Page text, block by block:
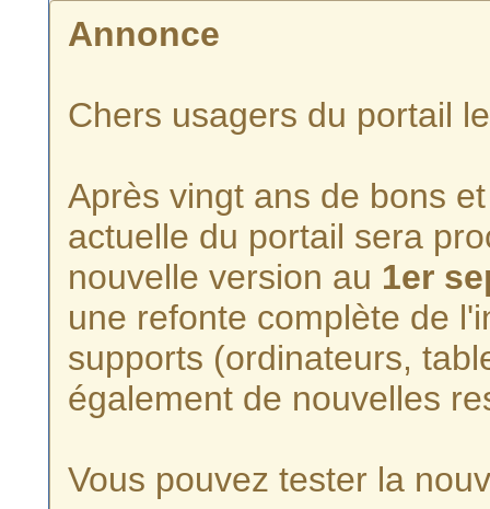
Annonce
Chers usagers du portail
Après vingt ans de bons
actuelle du portail sera
nouvelle version au 1er
une refonte complète de
supports (ordinateurs,
également de nouvelles
Vous pouvez tester la